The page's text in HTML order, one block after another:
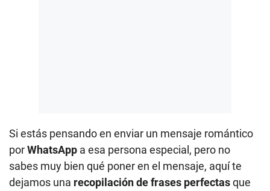
Si estás pensando en enviar un mensaje romántico
porWhatsApp a esa persona especial, pero no
sabes muy bien qué poner en el mensaje, aquí te
dejamos una recopilación de frases perfectasque